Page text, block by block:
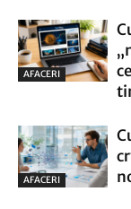
AFACERI
AFACERI